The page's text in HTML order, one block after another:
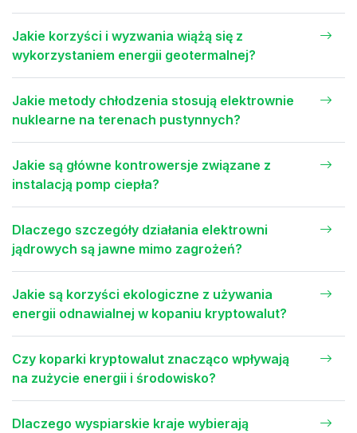
Jakie korzyści i wyzwania wiążą się z
wykorzystaniem energii geotermalnej?
Jakie metody chłodzenia stosują elektrownie
nuklearne na terenach pustynnych?
Jakie są główne kontrowersje związane z
instalacją pomp ciepła?
Dlaczego szczegóły działania elektrowni
jądrowych są jawne mimo zagrożeń?
Jakie są korzyści ekologiczne z używania
energii odnawialnej w kopaniu kryptowalut?
Czy koparki kryptowalut znacząco wpływają
na zużycie energii i środowisko?
Dlaczego wyspiarskie kraje wybierają